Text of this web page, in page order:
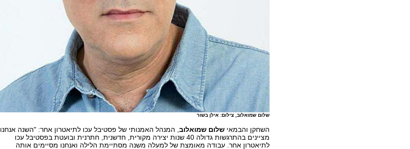
שלום שמואלוב, צילום: אילן בשור
השחקן והבמאי שלום שמואלוב , המנהל האמנותי של פסטיבל עכו לתיאטרון אחר: "השנה אנחנו
מציינים בהתרגשות גדולה 40 שנות יצירה מקורית, חדשנית, חתרנית ובועטת בפסטיבל עכו
לתיאטרון אחר. עבודה מאומצת של למעלה משנה מסתיימת הלילה ואנחנו מסיימים אותה